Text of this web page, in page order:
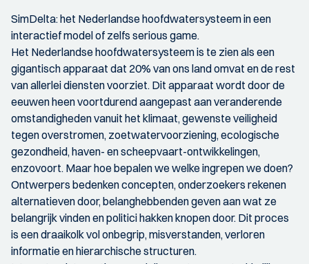
SimDelta: het Nederlandse hoofdwatersysteem in een
interactief model of zelfs serious game.
Het Nederlandse hoofdwatersysteem is te zien als een
gigantisch apparaat dat 20% van ons land omvat en de rest
van allerlei diensten voorziet. Dit apparaat wordt door de
eeuwen heen voortdurend aangepast aan veranderende
omstandigheden vanuit het klimaat, gewenste veiligheid
tegen overstromen, zoetwatervoorziening, ecologische
gezondheid, haven- en scheepvaart-ontwikkelingen,
enzovoort. Maar hoe bepalen we welke ingrepen we doen?
Ontwerpers bedenken concepten, onderzoekers rekenen
alternatieven door, belanghebbenden geven aan wat ze
belangrijk vinden en politici hakken knopen door. Dit proces
is een draaikolk vol onbegrip, misverstanden, verloren
informatie en hierarchische structuren.